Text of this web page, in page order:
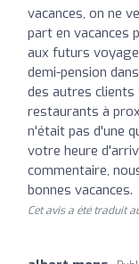
vacances, on ne
part en vacances
aux futurs
demi-pension
des autres clients
restaurants à
n'était pas d'une
votre heure
commentaire,
bonnes vacances.
Cet avis a été traduit